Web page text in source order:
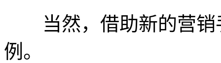
当然，借助新的营销
例。